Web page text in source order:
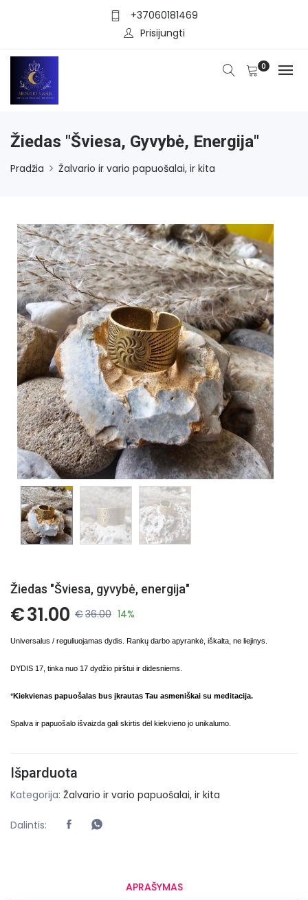
+37060181469
Prisijungti
0
Žiedas "Šviesa, Gyvybė, Energija"
Pradžia Žalvario ir vario papuošalai, ir kita
Žiedas "Šviesa, gyvybė, energija"
€31.00 €36.00 14%
Universalus / reguliuojamas dydis. Rankų darbo apyrankė, iškalta, ne liejinys.
DYDIS 17, tinka nuo 17 dydžio pirštui ir didesniems.
*Kiekvienas papuošalas bus įkrautas Tau asmeniškai su meditacija.
Spalva ir papuošalo išvaizda gali skirtis dėl kiekvieno jo unikalumo.
Išparduota
Kategorija: Žalvario ir vario papuošalai, ir kita
Dalintis:
APRAŠYMAS